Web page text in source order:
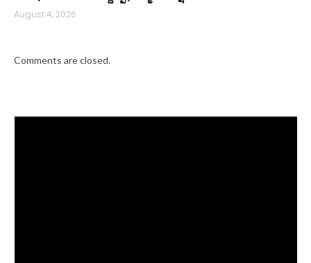
August 4, 2026
Comments are closed.